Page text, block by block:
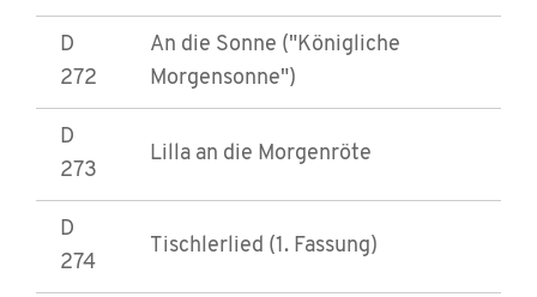
D
272
An die Sonne ("Königliche
Morgensonne")
D
273
Lilla an die Morgenröte
D
274
Tischlerlied (1. Fassung)